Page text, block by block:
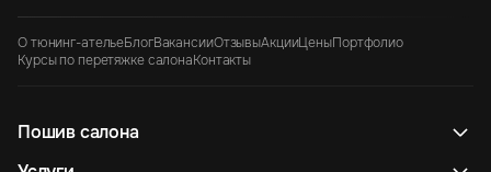
О тюнинг-ательеБлогВакансииОтзывыАкцииЦеныПортфолио
Курсы по перетяжке салонаКонтакты
Пошив салона